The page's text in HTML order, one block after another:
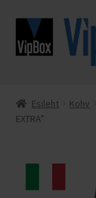
Liigu
navigeerimisele
Liigu
sisu
juurde
Espresso Italiano
Kontakt
Esileht Kohv
EXTRA”